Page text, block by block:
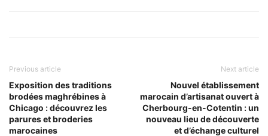
Previous article
Exposition des traditions
brodées maghrébines à
Chicago : découvrez les
parures et broderies
marocaines
Next article
Nouvel établissement
marocain d’artisanat ouvert à
Cherbourg-en-Cotentin : un
nouveau lieu de découverte
et d’échange culturel